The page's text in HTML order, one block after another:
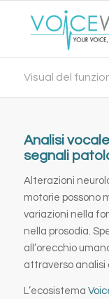
Visual del
Analisi
segnali
Alterazioni
motorie possono
variazioni nella
nella prosodia.
all’orecchio
attraverso analisi
L’ecosistema